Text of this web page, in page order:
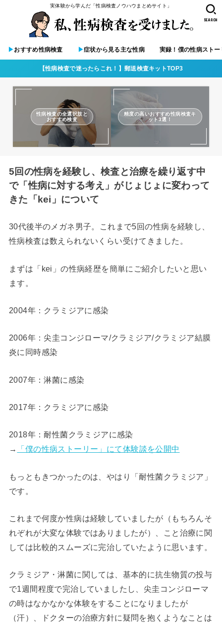
実体験から学んだ「性病検査ノウハウまとめサイト」
▶︎おすすめ性病検査 ▶︎症状から見る主な性病 実録！僕の性病ストー
SEARCH
【性病検査で迷ったらこれ！】郵送検査キットTOP3
性病検査の全選択肢と
おすすめ検査
精度の高いおすすめ性病検査キ
ット3選！
5回の性病を経験し、検査と治療を繰り返す中
で「性病に対する考え」がじょじょに変わって
きた「kei」について
30代後半のメガネ男子。これまで5回の性病を経験し、
性病検査は数えられないくらい受けてきました。
まずは「kei」の性病経歴を簡単にご紹介したいと思い
ます。
2004年：クラミジアに感染
2006年：尖圭コンジローマ/クラミジア/クラミジア結膜
炎に同時感染
2007年：淋菌に感染
2017年：クラミジアに感染
2018年：耐性菌クラミジアに感染
→
「僕の性病ストーリー」にて体験談を公開中
もっともきつかったのは、やはり「耐性菌クラミジア」
です。
これまで何度か性病は経験していましたが（もちろんそ
れぞれが大変な体験ではありましたが）、こと治療に関
しては比較的スムーズに完治していたように思います。
クラミジア・淋菌に関しては、基本的に抗生物質の投与
で1週間程度で完治していましたし、尖圭コンジローマ
の時はなかなかな体験をすることになりましたが
（汗）、ドクターの治療方針に疑問を抱くようなことは